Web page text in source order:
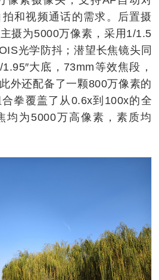
和视频通话的需求。后置摄
摄为5000万像素，采用1/1.5
光学防抖；潜望长焦镜头同
大底，73mm等效焦段，
外还配备了一颗800万像素的
拳覆盖了从0.6x到100x的全
均为5000万高像素，素质均